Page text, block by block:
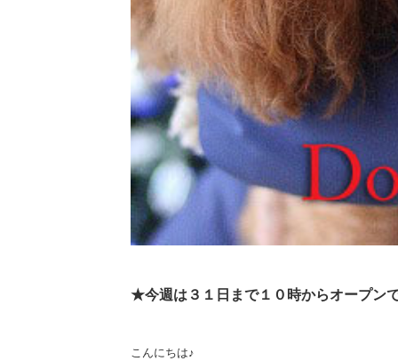
★今週は３１日まで１０時からオープン
こんにちは♪